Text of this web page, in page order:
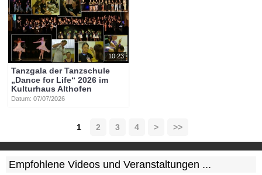
10:23
Tanzgala der Tanzschule
„Dance for Life“ 2026 im
Kulturhaus Althofen
Datum: 07/07/2026
1 2 3 4 > >>
Empfohlene Videos und Veranstaltungen ...